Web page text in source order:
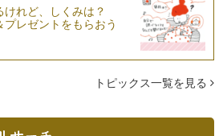
れど、しくみは？
レゼントをもらおう
トピックス一覧を見る